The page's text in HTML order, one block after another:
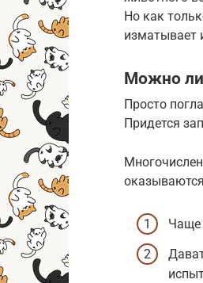
Но как
изматывает
Можно ли
Просто
Придется
Чаще